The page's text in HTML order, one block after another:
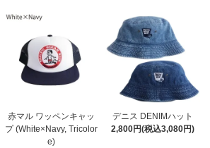
赤マル ワッペンキャッ
プ (White×Navy, Tricolor
e)
デニス DENIMハット
2,800円(税込3,080円)